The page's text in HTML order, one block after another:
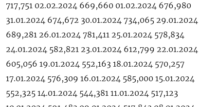
717,751 02.02.2024 669,660 01.02.2024 676,980
31.01.2024 674,672 30.01.2024 734,065 29.01.2024
689,281 26.01.2024 781,411 25.01.2024 578,834
24.01.2024 582,821 23.01.2024 612,799 22.01.2024
605,056 19.01.2024 552,163 18.01.2024 570,257
17.01.2024 576,309 16.01.2024 585,000 15.01.2024
552,325 14.01.2024 544,381 11.01.2024 517,123